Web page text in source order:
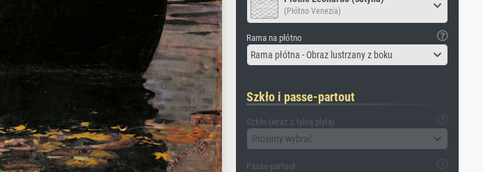
(Płótno Venezia)
Rama na płótno
Rama płótna - Obraz lustrzany z boku
Szkło i passe-partout
Szkło (wraz z tylną płytą)
Prosimy wybrać
Passe-partout